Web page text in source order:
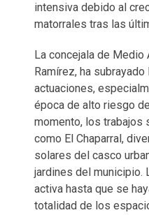
intensiva debido al
matorrales tras las
La concejala de Medio
Ramírez, ha
actuaciones,
época de alto riesgo
momento, los trabajos
como El Chaparral,
solares del casco
jardines del municipio.
activa hasta que se
totalidad de los